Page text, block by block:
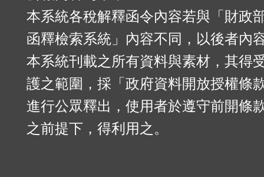
本系統各稅解釋函令內容若與「財政
函釋檢索系統」內容不同，以後者內
本系統刊載之所有資料與素材，其得
護之範圍，採「政府資料開放授權條
進行公眾釋出，使用者於遵守前開條
之前提下，得利用之。